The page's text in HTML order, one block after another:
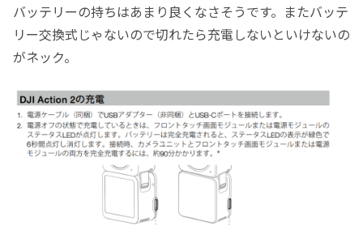
バッテリーの持ちはあまり良くなさそうです。またバッテ
リー交換式じゃないので切れたら充電しないといけないの
がネック。